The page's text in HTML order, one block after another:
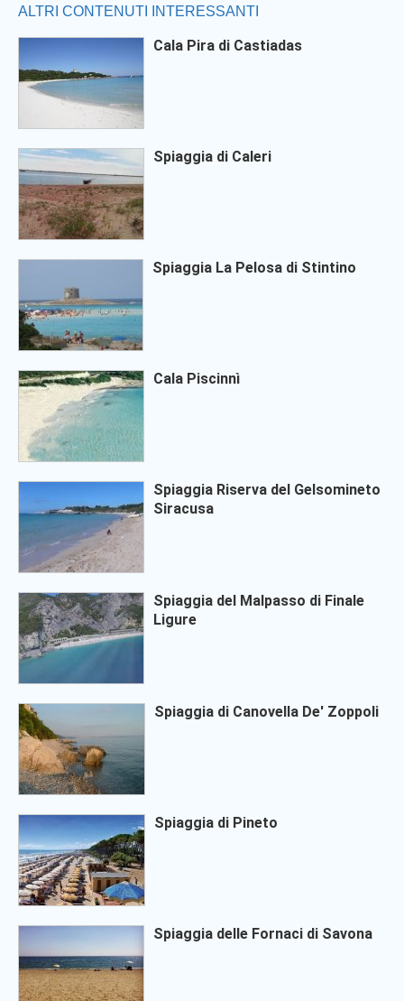
ALTRI CONTENUTI INTERESSANTI
Cala Pira di Castiadas
Spiaggia di Caleri
Spiaggia La Pelosa di Stintino
Cala Piscinnì
Spiaggia Riserva del Gelsomineto
Siracusa
Spiaggia del Malpasso di Finale
Ligure
Spiaggia di Canovella De' Zoppoli
Spiaggia di Pineto
Spiaggia delle Fornaci di Savona